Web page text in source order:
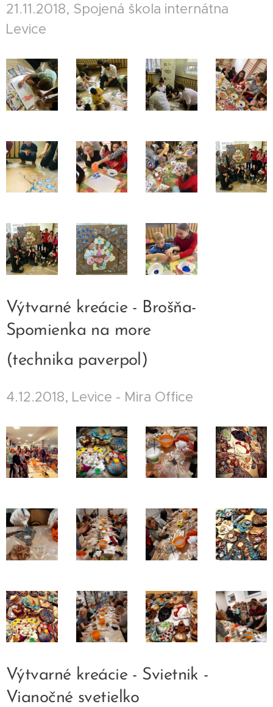
21.11.2018, Spojená škola internátna
Levice
Výtvarné kreácie - Brošňa-
Spomienka na more
(technika paverpol)
4.12.2018, Levice - Mira Office
Výtvarné kreácie - Svietnik -
Vianočné svetielko